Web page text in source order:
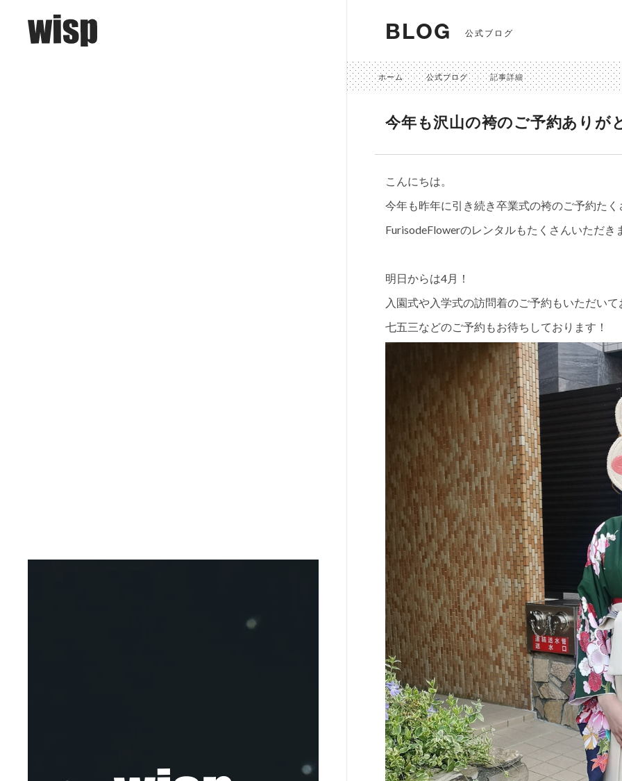
BLOG 公式ブログ
ホーム 公式ブログ 記事詳細
今年も沢山の袴のご予約ありが
こんにちは。
今年も昨年に引き続き卒業式の袴のご予約た
FurisodeFlowerのレンタルもたくさんいただき
明日からは4月！
入園式や入学式の訪問着のご予約もいただい
七五三などのご予約もお待ちしております！